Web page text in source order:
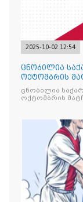
2025-10-02 12:54
ცნობილია
ოქტომბრის
ცნობილია
ოქტომბრის